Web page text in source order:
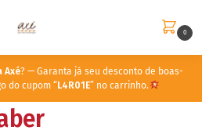
0
Axé? — Garanta já seu desconto de boas-
do cupom “ L4R01E” no carrinho.